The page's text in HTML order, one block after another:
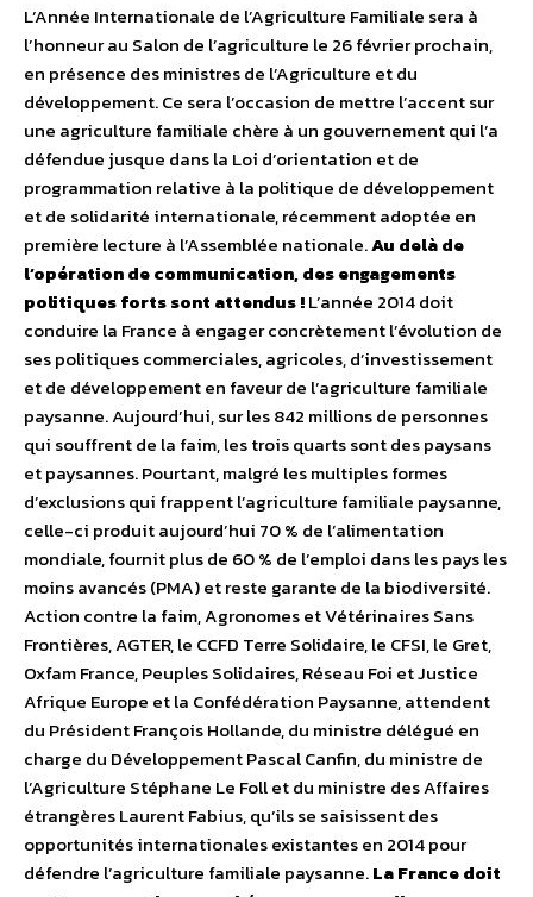
L’Année Internationale de l’Agriculture Familiale sera à
l’honneur au Salon de l’agriculture le 26 février prochain,
en présence des ministres de l’Agriculture et du
développement. Ce sera l’occasion de mettre l’accent sur
une agriculture familiale chère à un gouvernement qui l’a
défendue jusque dans la Loi d’orientation et de
programmation relative à la politique de développement
et de solidarité internationale, récemment adoptée en
première lecture à l’Assemblée nationale.Au delà de
l’opération de communication, des engagements
politiques forts sont attendus !L’année 2014 doit
conduire la France à engager concrètement l’évolution de
ses politiques commerciales, agricoles, d’investissement
et de développement en faveur de l’agriculture familiale
paysanne. Aujourd’hui, sur les 842 millions de personnes
qui souffrent de la faim, les trois quarts sont des paysans
et paysannes. Pourtant, malgré les multiples formes
d’exclusions qui frappent l’agriculture familiale paysanne,
celle-ci produit aujourd’hui 70 % de l’alimentation
mondiale, fournit plus de 60 % de l’emploi dans les pays les
moins avancés (PMA) et reste garante de la biodiversité.
Action contre la faim, Agronomes et Vétérinaires Sans
Frontières, AGTER, le CCFD Terre Solidaire, le CFSI, le Gret,
Oxfam France, Peuples Solidaires, Réseau Foi et Justice
Afrique Europe et la Confédération Paysanne, attendent
du Président François Hollande, du ministre délégué en
charge du Développement Pascal Canfin, du ministre de
l’Agriculture Stéphane Le Foll et du ministre des Affaires
étrangères Laurent Fabius, qu’ils se saisissent des
opportunités internationales existantes en 2014 pour
défendre l’agriculture familiale paysanne.La France doit